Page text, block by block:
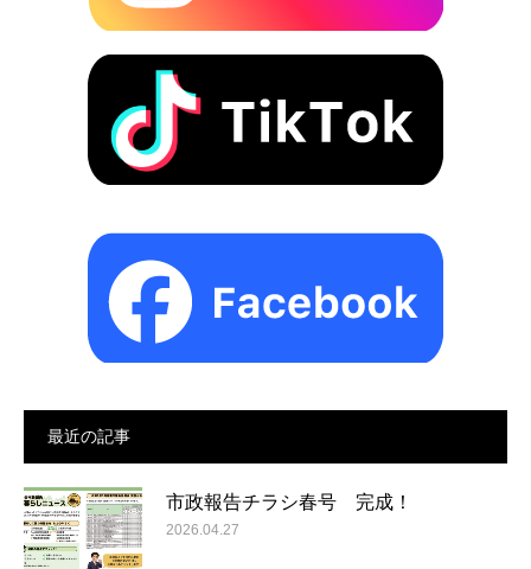
最近の記事
市政報告チラシ春号 完成！
2026.04.27